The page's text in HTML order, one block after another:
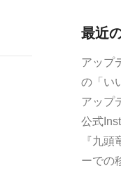
最近
アップ
の「い
アップ
公式
『九
ーでの